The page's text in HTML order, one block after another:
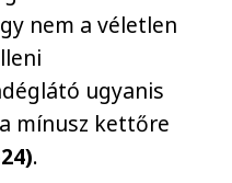
nem a véletlen
ugyanis
mínusz kettőre
.